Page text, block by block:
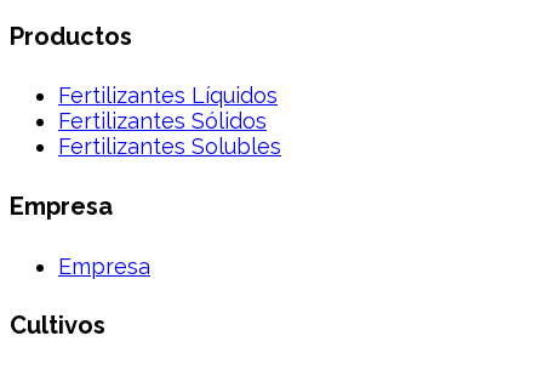
Productos
Fertilizantes Líquidos
Fertilizantes Sólidos
Fertilizantes Solubles
Empresa
Empresa
Cultivos